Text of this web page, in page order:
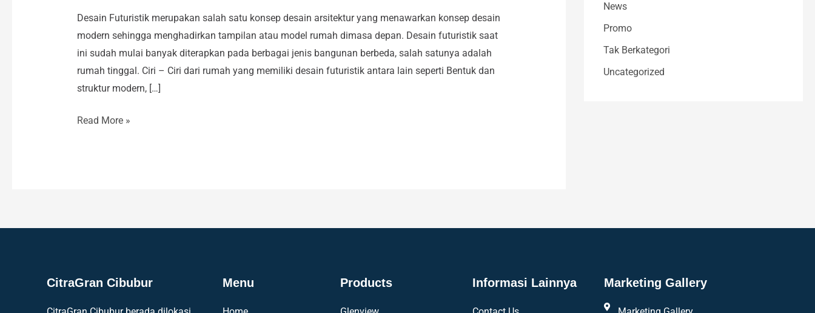
Desain Futuristik merupakan salah satu konsep desain arsitektur yang menawarkan konsep desain
modern sehingga menghadirkan tampilan atau model rumah dimasa depan. Desain futuristik saat
ini sudah mulai banyak diterapkan pada berbagai jenis bangunan berbeda, salah satunya adalah
rumah tinggal. Ciri – Ciri dari rumah yang memiliki desain futuristik antara lain seperti Bentuk dan
struktur modern, […]
Read More »
News
Promo
Tak Berkategori
Uncategorized
CitraGran Cibubur Menu Products Informasi Lainnya Marketing Gallery